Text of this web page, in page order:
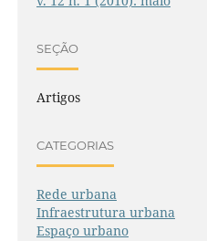
SEÇÃO
Artigos
CATEGORIAS
Rede urbana
Infraestrutura urbana
Espaço urbano